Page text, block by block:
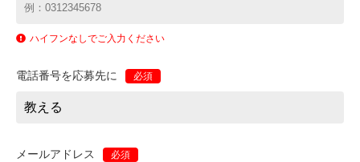
ハイフンなしでご入力ください
電話番号を応募先に 必須
メールアドレス 必須